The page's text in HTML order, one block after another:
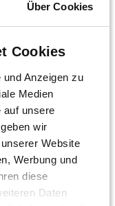
Über Cookies
Cookies
Anzeigen zu
Medien
auf unsere
wir
Website
Werbung und
diese
Daten
2002 und
noch ein
7.000
und
positive
die